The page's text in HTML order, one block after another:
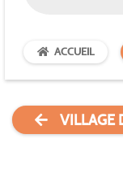
ACCUEIL
VILLAGE